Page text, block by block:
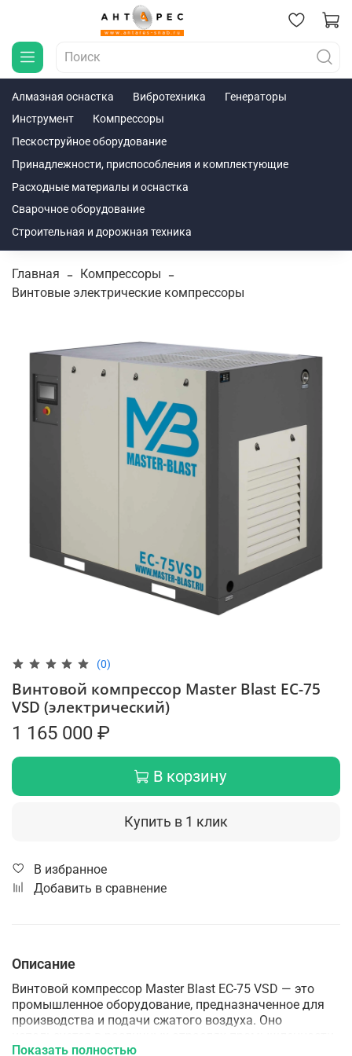
Алмазная оснастка Вибротехника
Генераторы
Инструмент
Компрессоры
Пескоструйное оборудование
Принадлежности, приспособления и комплектующие
Расходные материалы и оснастка
Сварочное оборудование
Строительная и дорожная техника
Главная
Компрессоры
Винтовые электрические компрессоры
(0)
Винтовой компрессор Master Blast EC-75
VSD (электрический)
1 165 000 ₽
В корзину
Купить в 1 клик
В избранное
Добавить в сравнение
Описание
Винтовой компрессор Master Blast EC-75 VSD — это
промышленное оборудование, предназначенное для
производства и подачи сжатого воздуха. Оно
строительства, автосервиса и других областях, где
Показать полностью